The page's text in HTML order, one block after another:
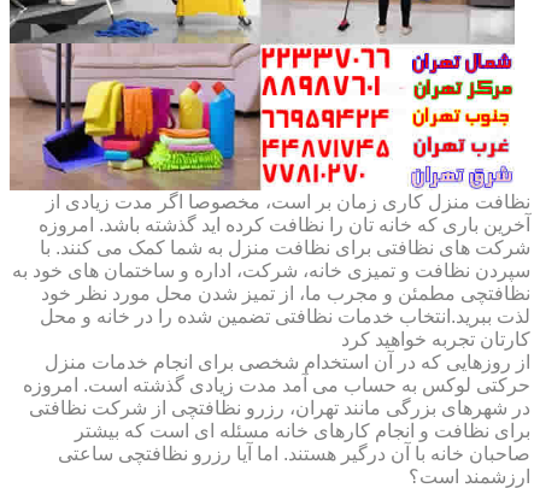
نظافت منزل کاری زمان بر است، مخصوصا اگر مدت زیادی از
آخرین باری که خانه تان را نظافت کرده اید گذشته باشد. امروزه
شرکت های نظافتی برای نظافت منزل به شما کمک می کنند. با
سپردن نظافت و تمیزی خانه، شرکت، اداره و ساختمان های خود به
نظافتچی مطمئن و مجرب ما، از تمیز شدن محل مورد نظر خود
لذت ببرید.انتخاب خدمات نظافتی تضمین شده را در خانه و محل
کارتان تجربه خواهید کرد
از روزهایی که در آن استخدام شخصی برای انجام خدمات منزل
حرکتی لوکس به حساب می آمد مدت زیادی گذشته است. امروزه
در شهرهای بزرگی مانند تهران، رزرو نظافتچی از شرکت نظافتی
برای نظافت و انجام کارهای خانه مسئله ای است که بیشتر
صاحبان خانه با آن درگیر هستند. اما آیا رزرو نظافتچی ساعتی
ارزشمند است؟